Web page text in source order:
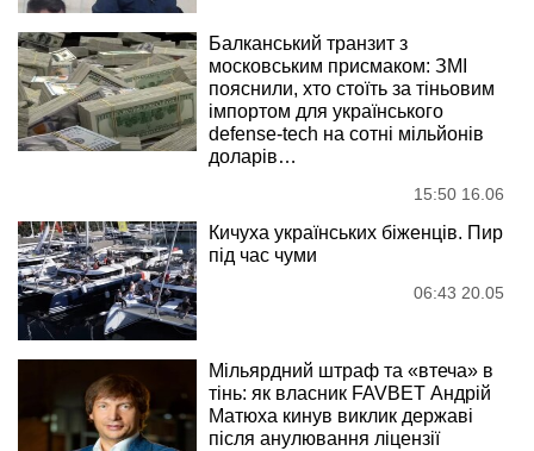
Балканський транзит з
московським присмаком: ЗМІ
пояснили, хто стоїть за тіньовим
імпортом для українського
defense-tech на сотні мільйонів
доларів…
15:50 16.06
Кичуха українських біженців. Пир
під час чуми
06:43 20.05
Мільярдний штраф та «втеча» в
тінь: як власник FAVBET Андрій
Матюха кинув виклик державі
після анулювання ліцензії